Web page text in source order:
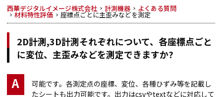
西華デジタルイメージ株式会社 計測機器 よくある質問
材料特性評価 座標点ごとに主歪みなどを測定
2D計測,3D計測それぞれについて、各座標点ごと
に変位、主歪みなどを測定できますか?
A
可能です。各測定点の座標、変位、各種ひずみ等を記載し
たシートも出力可能です。出力はcsvやtextなどに対応して